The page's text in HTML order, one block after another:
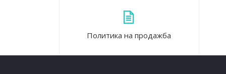
Политика на продажба